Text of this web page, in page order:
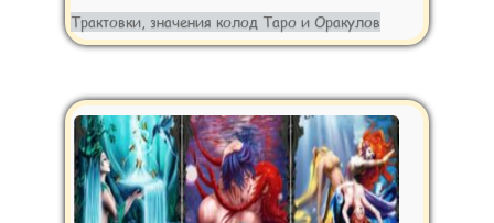
Трактовки, значения колод Таро и Оракулов